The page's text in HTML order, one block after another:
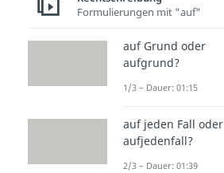
Formulierungen mit "auf"
auf Grund oder
aufgrund?
1/3 – Dauer: 01:15
auf jeden Fall oder
aufjedenfall?
2/3 – Dauer: 01:39